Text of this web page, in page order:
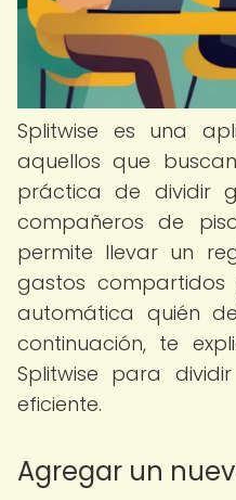
Splitwise es una
aquellos que
práctica de dividir
compañeros de
permite llevar un
gastos
automática quién
continuación, te
Splitwise para
eficiente.
Agregar un